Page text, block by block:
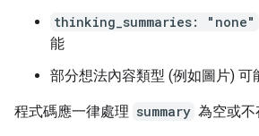
thinking_summaries: "none"
能
部分想法內容類型 (例如圖片) 可
程式碼應一律處理 summary 為空或不